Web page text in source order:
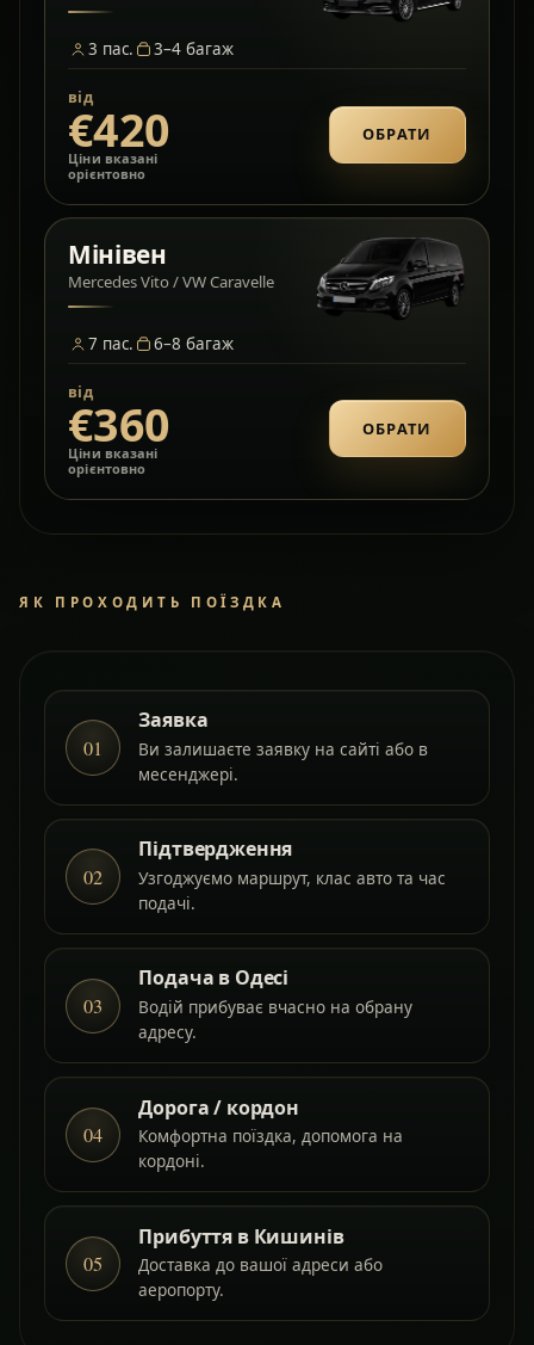
3 пас. 3–4 багаж
від
€420
Ціни вказані
орієнтовно
ОБРАТИ
Мінівен
Mercedes Vito / VW Caravelle
7 пас. 6–8 багаж
від
€360
Ціни вказані
орієнтовно
ОБРАТИ
ЯК ПРОХОДИТЬ ПОЇЗДКА
01
Заявка
Ви залишаєте заявку на сайті або в
месенджері.
02
Підтвердження
Узгоджуємо маршрут, клас авто та час
подачі.
03
Подача в Одесі
Водій прибуває вчасно на обрану
адресу.
04
Дорога / кордон
Комфортна поїздка, допомога на
кордоні.
05
Прибуття в Кишинів
Доставка до вашої адреси або
аеропорту.